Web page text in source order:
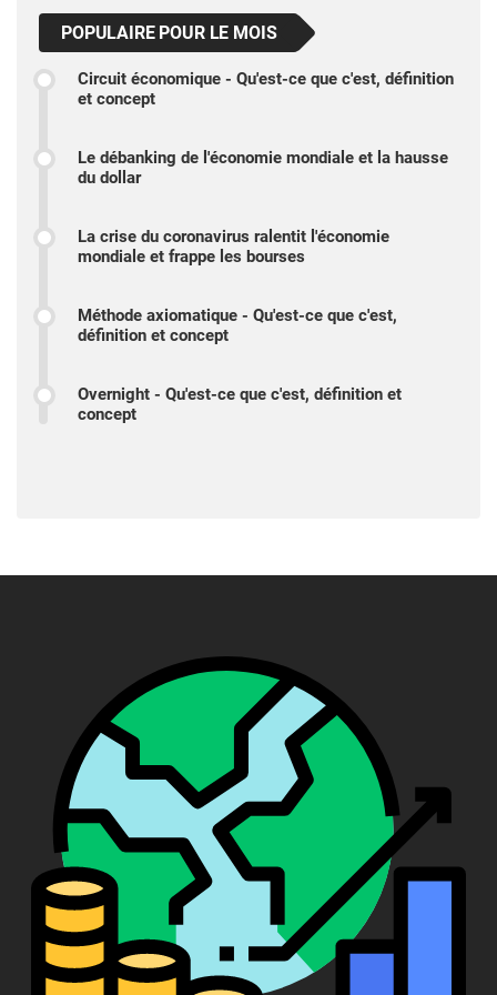
POPULAIRE POUR LE MOIS
Circuit économique - Qu'est-ce que c'est, définition
et concept
Le débanking de l'économie mondiale et la hausse
du dollar
La crise du coronavirus ralentit l'économie
mondiale et frappe les bourses
Méthode axiomatique - Qu'est-ce que c'est,
définition et concept
Overnight - Qu'est-ce que c'est, définition et
concept